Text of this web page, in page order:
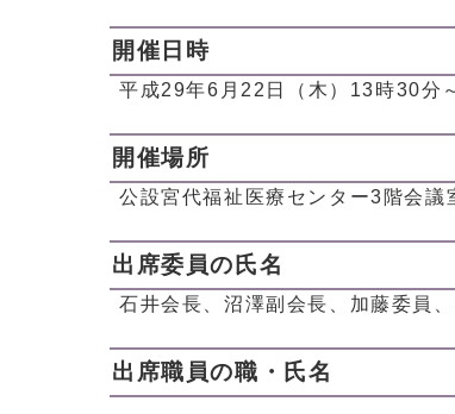
開催日時
平成29年6月22日（木）13時30分
開催場所
公設宮代福祉医療センター3階会議
出席委員の氏名
石井会長、沼澤副会長、加藤委員
出席職員の職・氏名